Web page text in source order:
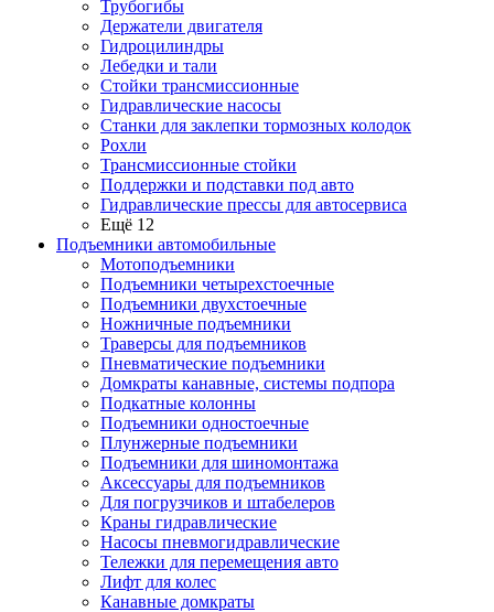
Трубогибы
Держатели двигателя
Гидроцилиндры
Лебедки и тали
Стойки трансмиссионные
Гидравлические насосы
Cтанки для заклепки тормозных колодок
Рохли
Трансмиссионные стойки
Поддержки и подставки под авто
Гидравлические прессы для автосервиса
Ещё 12
Подъемники автомобильные
Мотоподъемники
Подъемники четырехстоечные
Подъемники двухстоечные
Ножничные подъемники
Траверсы для подъемников
Пневматические подъемники
Домкраты канавные, системы подпора
Подкатные колонны
Подъемники одностоечные
Плунжерные подъемники
Подъемники для шиномонтажа
Аксессуары для подъемников
Для погрузчиков и штабелеров
Краны гидравлические
Насосы пневмогидравлические
Тележки для перемещения авто
Лифт для колес
Канавные домкраты